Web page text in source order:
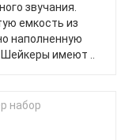
звучания.
емкость из
наполненную
имеют ..